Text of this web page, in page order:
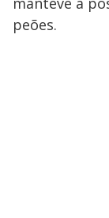
peões.